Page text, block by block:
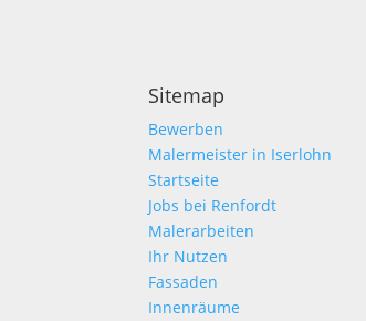
Sitemap
Bewerben
Malermeister in Iserlohn
Startseite
Jobs bei Renfordt
Malerarbeiten
Ihr Nutzen
Fassaden
Innenräume